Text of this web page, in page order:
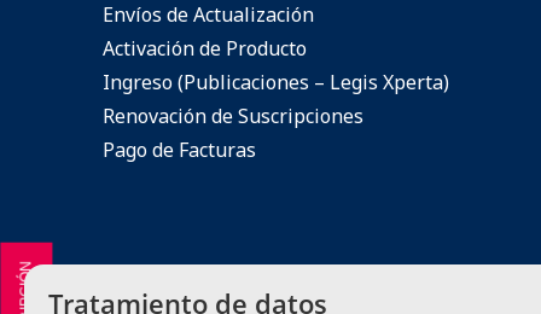
Envíos de Actualización
Activación de Producto
Ingreso (Publicaciones – Legis Xperta)
Renovación de Suscripciones
Pago de Facturas
Tratamiento de datos